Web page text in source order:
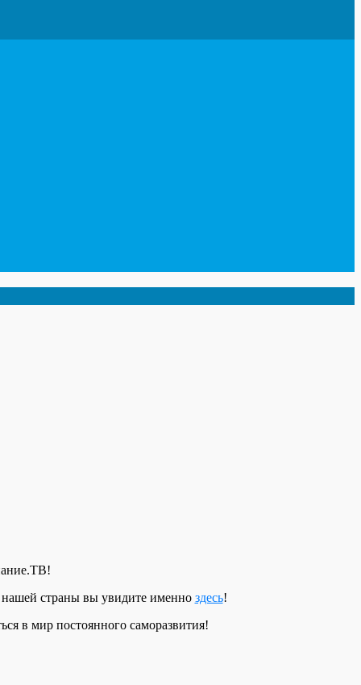
страны вы увидите именно здесь!
в мир постоянного саморазвития!